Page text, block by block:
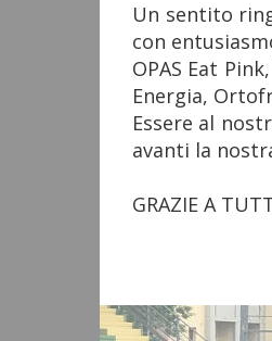
Un sentito
con
OPAS Eat
Energia,
Essere al
avanti la
GRAZIE A